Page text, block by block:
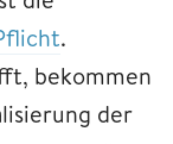
.
bekommen
der